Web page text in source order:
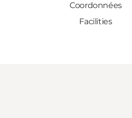
Coordonnées
Facilities